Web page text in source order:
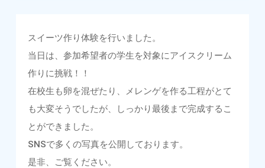
スイーツ作り体験を行いました。
当日は、参加希望者の学生を対象にアイスクリーム
作りに挑戦！！
在校生も卵を混ぜたり、メレンゲを作る工程がとて
も大変そうでしたが、しっかり最後まで完成するこ
とができました。
SNSで多くの写真を公開しております。
是非、ご覧ください。